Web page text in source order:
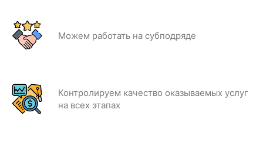
Можем работать на субподряде
Контролируем качество оказываемых услуг
на всех этапах